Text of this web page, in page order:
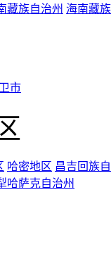
藏族自治州 海南藏
市
哈密地区 昌吉回族
哈萨克自治州